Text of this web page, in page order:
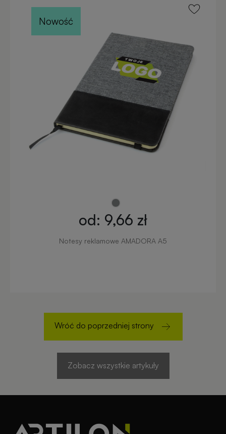
Nowość
od: 9,66 zł
Notesy reklamowe AMADORA A5
Wróć do poprzedniej strony
Zobacz wszystkie artykuły